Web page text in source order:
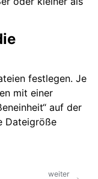
festlegen. Je
mit einer
auf der
Dateigröße
weiter